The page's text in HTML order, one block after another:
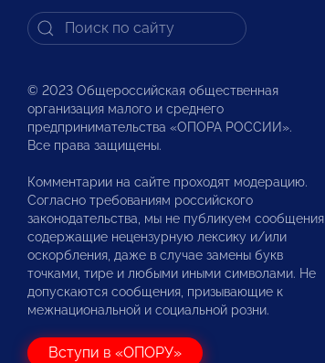
© 2023 Общероссийская общественная
организация малого и среднего
предпринимательства «ОПОРА РОССИИ».
Все права защищены.
Комментарии на сайте проходят модерацию.
Согласно требованиям российского
законодательства, мы не публикуем сообщения,
содержащие нецензурную лексику и/или
оскорбления, даже в случае замены букв
точками, тире и любыми иными символами. Не
допускаются сообщения, призывающие к
межнациональной и социальной розни.
Вступи в «ОПОРУ»